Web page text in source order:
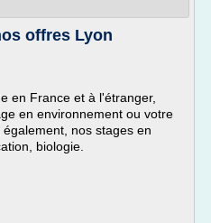
offres Lyon
en France et à l'étranger,
en environnement ou votre
nos stages en
biologie.